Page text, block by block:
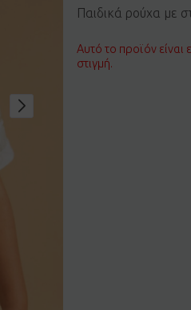
Παιδικά ρούχα με
Αυτό το προϊόν είναι
στιγμή.